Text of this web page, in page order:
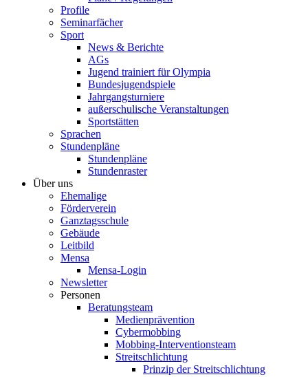
Profile
Seminarfächer
Sport
News & Berichte
AGs
Jugend trainiert für Olympia
Bundesjugendspiele
Jahrgangsturniere
außerschulische Veranstaltungen
Sportstätten
Sprachen
Stundenpläne
Stundenpläne
Stundenraster
Über uns
Ehemalige
Förderverein
Ganztagsschule
Gebäude
Leitbild
Mensa
Mensa-Login
Newsletter
Personen
Beratungsteam
Medienprävention
Cybermobbing
Mobbing-Interventionsteam
Streitschlichtung
Prinzip der Streitschlichtung